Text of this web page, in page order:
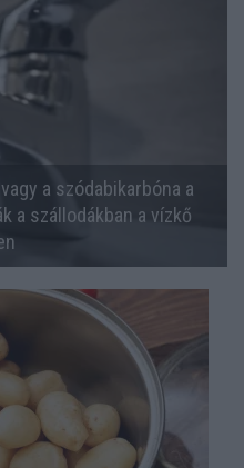
a szódabikarbóna a
a szállodákban a vízkő